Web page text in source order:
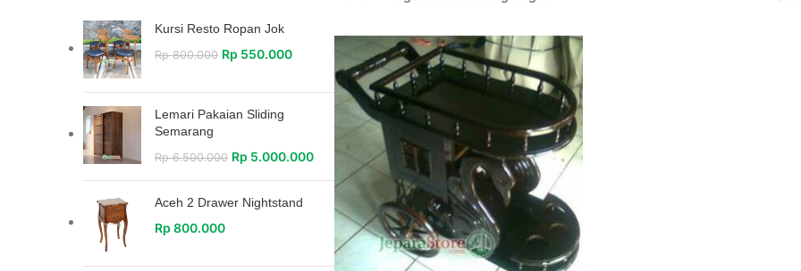
Kursi Resto Ropan Jok
Rp800.000 Rp 550.000
Lemari Pakaian Sliding
Semarang
Rp6.500.000 Rp 5.000.000
Aceh 2 Drawer Nightstand
Rp 800.000